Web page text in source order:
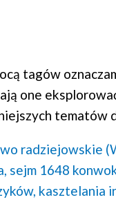
tagów
one
tematów
radziejowskie
sejm 1648
kasztelania